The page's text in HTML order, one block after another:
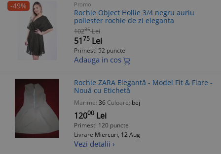
-49% Promo
Rochie Object Hollie 3/4 negru auriu
poliester rochie de zi eleganta
10235 Lei
5175 Lei
Primesti 52 puncte
Adauga in cos
Rochie ZARA Elegantă - Model Fit & Flare -
Nouă cu Etichetă
Marime: 36 Culoare: bej
12000 Lei
Primesti 120 puncte
Livrare Miercuri, 12 Aug
Vezi detalii ›